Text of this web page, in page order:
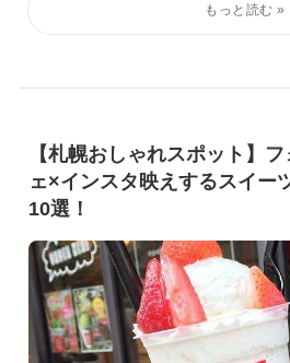
【札幌おしゃれスポット】
ェ×インスタ映えするスイー
10選！